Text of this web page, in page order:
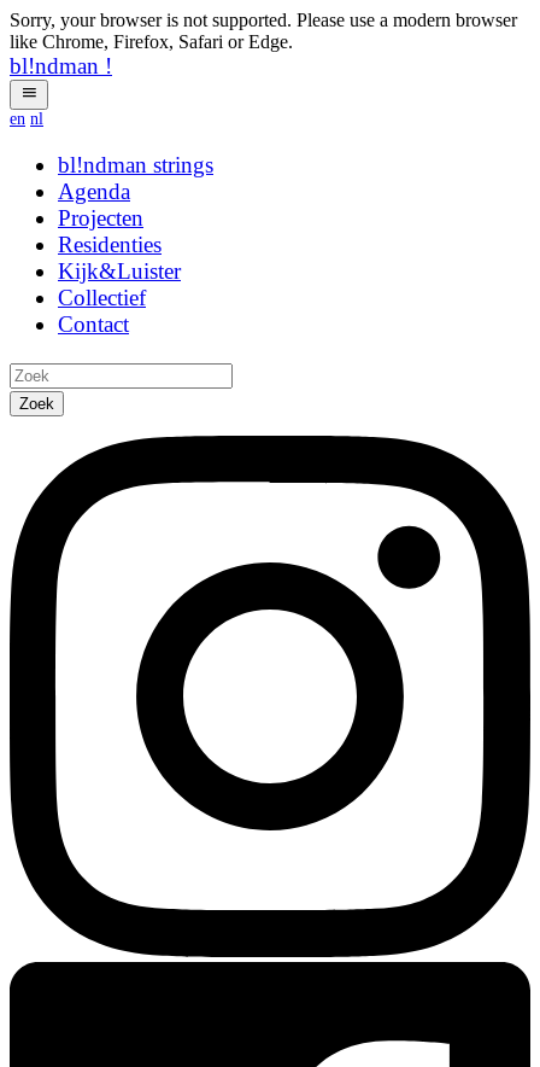
Sorry, your browser is not supported. Please use a modern browser
like Chrome, Firefox, Safari or Edge.
bl!ndman !
en nl
bl!ndman strings
Agenda
Projecten
Residenties
Kijk&Luister
Collectief
Contact
Zoek